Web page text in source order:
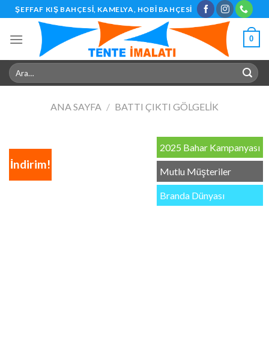
Skip
to
content
ŞEFFAF KIŞ BAHÇESI, KAMELYA, HOBI BAHÇESI
0
Ara:
ANA SAYFA / BATTI ÇIKTI GÖLGELIK
2025 Bahar Kampanyası
Mutlu Müşteriler
Branda Dünyası
İndirim!